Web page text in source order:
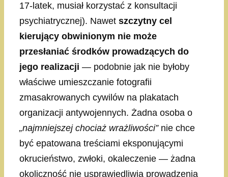
17-latek, musiał korzystać z konsultacji
psychiatrycznej). Nawet szczytny cel
kierujący obwinionym nie może
przesłaniać środków prowadzących do
jego realizacji — podobnie jak nie byłoby
właściwe umieszczanie fotografii
zmasakrowanych cywilów na plakatach
organizacji antywojennych. Żadna osoba o
„najmniejszej chociaż wrażliwości”nie chce
być epatowana treściami eksponującymi
okrucieństwo, zwłoki, okaleczenie — żadna
okoliczność nie usprawiedliwia prowadzenia